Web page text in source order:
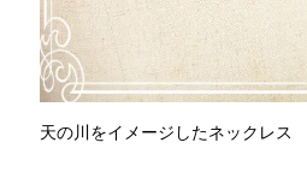
天の川をイメージしたネックレス